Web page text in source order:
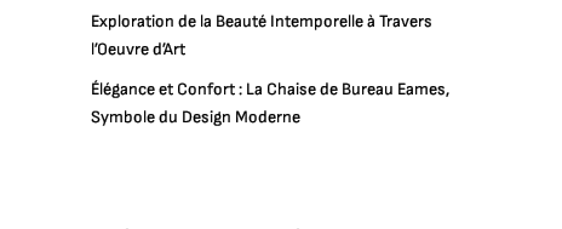
Exploration de la Beauté Intemporelle à Travers
l’Oeuvre d’Art
Élégance et Confort : La Chaise de Bureau Eames,
Symbole du Design Moderne